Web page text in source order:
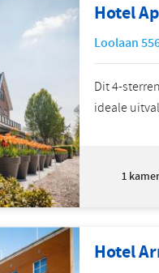
Hotel
Hotel
Loolaan
Dit 4-
ideale
1